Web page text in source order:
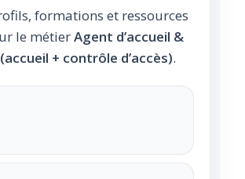
formations et ressources
le métierAgent d’accueil &
+ contrôle d’accès).